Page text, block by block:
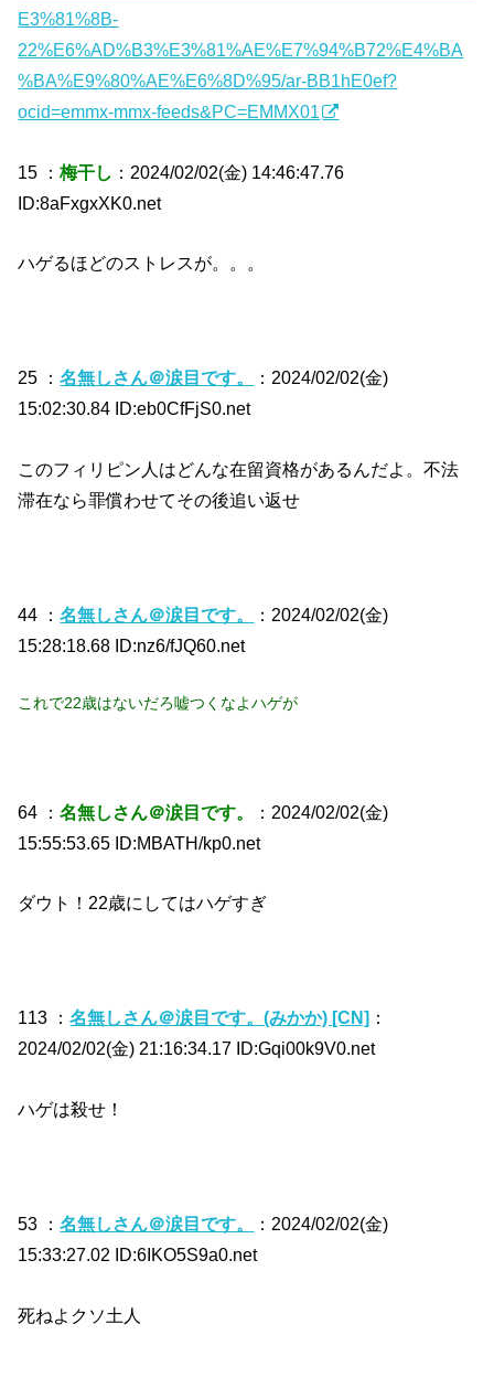
E3%81%8B-
22%E6%AD%B3%E3%81%AE%E7%94%B72%E4%BA
%BA%E9%80%AE%E6%8D%95/ar-BB1hE0ef?
ocid=emmx-mmx-feeds&PC=EMMX01
15 ：梅干し ：2024/02/02(金) 14:46:47.76
ID:8aFxgxXK0.net
ハゲるほどのストレスが。。。
25 ：名無しさん＠涙目です。
：2024/02/02(金)
15:02:30.84 ID:eb0CfFjS0.net
このフィリピン人はどんな在留資格があるんだよ。不法
滞在なら罪償わせてその後追い返せ
44 ：名無しさん＠涙目です。
：2024/02/02(金)
15:28:18.68 ID:nz6/fJQ60.net
これで22歳はないだろ嘘つくなよハゲが
64 ：名無しさん＠涙目です。
：2024/02/02(金)
15:55:53.65 ID:MBATH/kp0.net
ダウト！22歳にしてはハゲすぎ
113 ：名無しさん＠涙目です。(みかか) [CN] ：
2024/02/02(金) 21:16:34.17 ID:Gqi00k9V0.net
ハゲは殺せ！
53 ：名無しさん＠涙目です。
：2024/02/02(金)
15:33:27.02 ID:6IKO5S9a0.net
死ねよクソ土人